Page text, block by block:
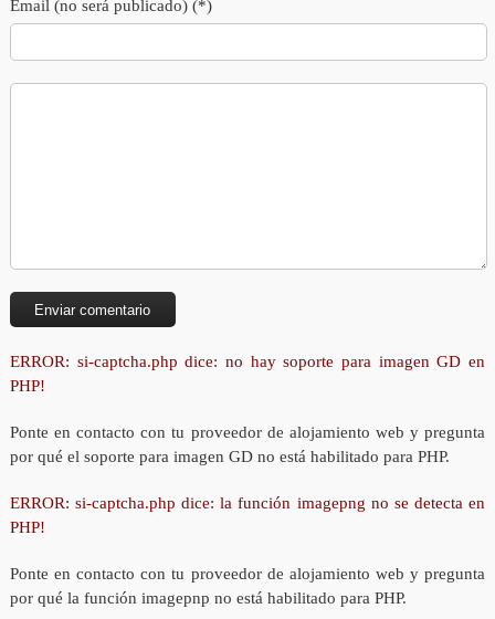
Email (no será publicado) (*)
ERROR: si-captcha.php dice: no hay soporte para imagen GD en
PHP!
Ponte en contacto con tu proveedor de alojamiento web y pregunta
por qué el soporte para imagen GD no está habilitado para PHP.
ERROR: si-captcha.php dice: la función imagepng no se detecta en
PHP!
Ponte en contacto con tu proveedor de alojamiento web y pregunta
por qué la función imagepnp no está habilitado para PHP.